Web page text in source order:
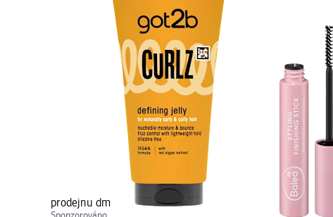
prodejnu dm